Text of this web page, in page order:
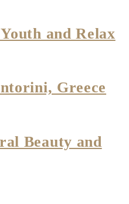
and Relax
Greece
Beauty and